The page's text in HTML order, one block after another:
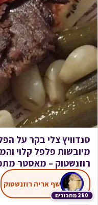
סנדוויץ צלי בקר על
מיובשות פלפל קלוי
רוזנשטוק – מאסטר
280 מתכונים
שף אריה רוזנשטוק